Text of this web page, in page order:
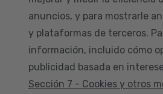
anuncios, y para mostrarle
y plataformas de terceros.
información, incluido cómo
publicidad basada en
Sección 7 - Cookies y otros